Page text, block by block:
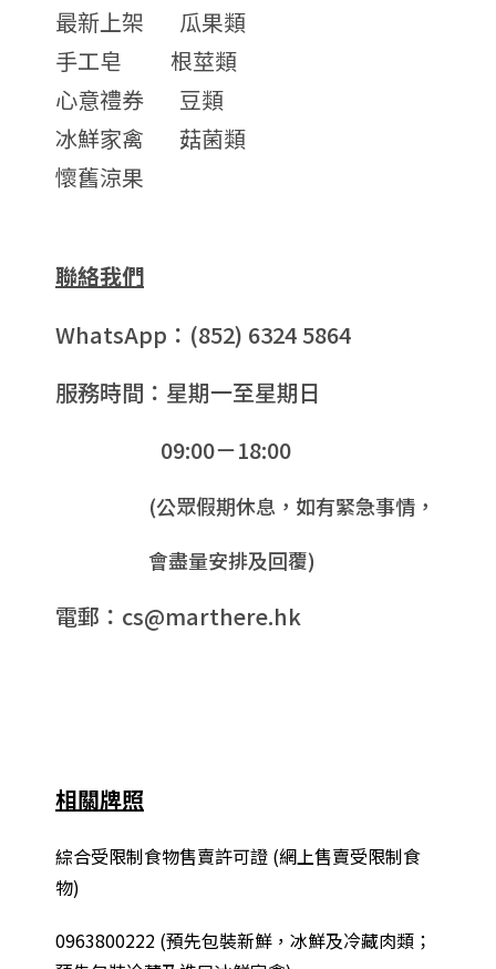
最新上架
瓜果類
手工皂
根莖類
心意禮券
豆類
冰鮮家禽
菇菌類
懷舊涼果
聯絡我們
WhatsApp：(852) 6324 5864
服務時間：星期一至星期日
09:00－18:00
(公眾假期休息，如有緊急事情，
會盡量安排及回覆)
電郵：cs@marthere.hk
相關牌照
綜合受限制食物售賣許可證 (網上售賣受限制食
物)
0963800222 (預先包裝新鮮，冰鮮及冷藏肉類；